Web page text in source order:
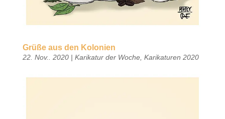
Grüße aus den Kolonien
22. Nov.. 2020| Karikatur der Woche, Karikaturen 2020